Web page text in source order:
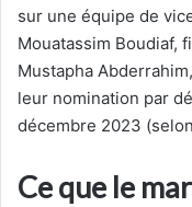
sur une équipe de
Mouatassim Boudiaf,
Mustapha
leur nomination par
décembre 2023
Ce que le